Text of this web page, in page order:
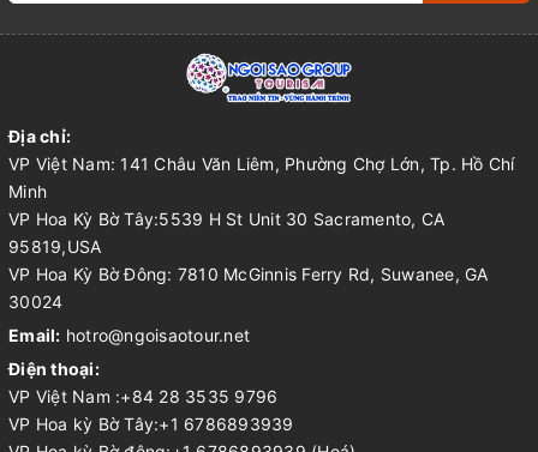
Địa chỉ:
VP Việt Nam: 141 Châu Văn Liêm, Phường Chợ Lớn, Tp. Hồ Chí
Minh
VP Hoa Kỳ Bờ Tây:5539 H St Unit 30 Sacramento, CA
95819,USA
VP Hoa Kỳ Bờ Đông: 7810 McGinnis Ferry Rd, Suwanee, GA
30024
Email: hotro@ngoisaotour.net
Điện thoại:
VP Việt Nam :+84 28 3535 9796
VP Hoa kỳ Bờ Tây:+1 6786893939